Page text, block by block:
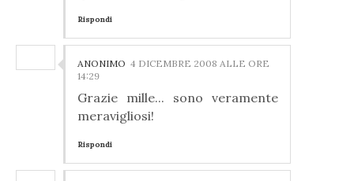
Rispondi
ANONIMO 4 DICEMBRE 2008 ALLE ORE
14:29
Grazie mille... sono veramente
meravigliosi!
Rispondi